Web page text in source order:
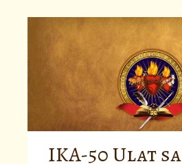
IKA-50 Ulat sa